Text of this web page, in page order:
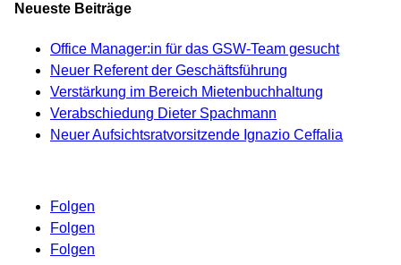
Neueste Beiträge
Office Manager:in für das GSW-Team gesucht
Neuer Referent der Geschäftsführung
Verstärkung im Bereich Mietenbuchhaltung
Verabschiedung Dieter Spachmann
Neuer Aufsichtsratvorsitzende Ignazio Ceffalia
Folgen
Folgen
Folgen